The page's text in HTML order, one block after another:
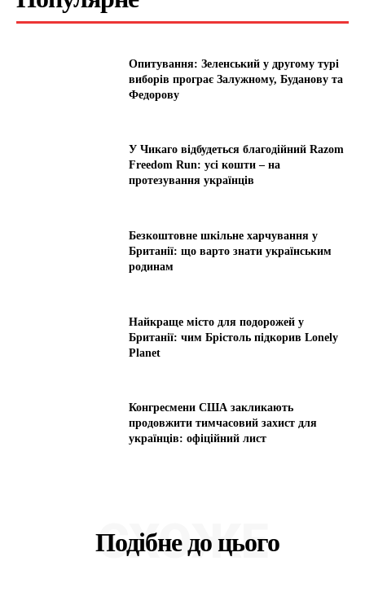
Опитування: Зеленський у другому турі
виборів програє Залужному, Буданову та
Федорову
У Чикаго відбудеться благодійний Razom
Freedom Run: усі кошти – на
протезування українців
Безкоштовне шкільне харчування у
Британії: що варто знати українським
родинам
Найкраще місто для подорожей у
Британії: чим Брістоль підкорив Lonely
Planet
Конгресмени США закликають
продовжити тимчасовий захист для
українців: офіційний лист
Подібне до цього
СХОЖЕ